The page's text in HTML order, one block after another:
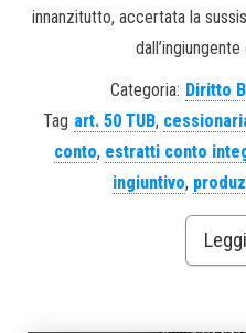
innanzitutto, accertata la
Categoria: Diritto
Tag art. 50 TUB,
conto, estratti conto
ingiuntivo,